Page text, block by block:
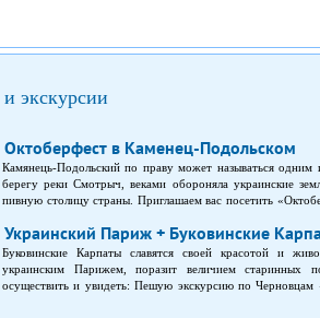
экскурсии
Октоберфест в Каменец-Подольском
Камянець-Подольский по праву может называться одним
берегу реки Смотрыч, веками обороняла украинские
пивную столицу страны. Приглашаем вас посетить
Каменец-Подольский с высоты птичьего полета!
Украинский Париж + Буковинские
Буковинские Карпаты славятся своей красотой и
украинским Парижем, поразит величием
осуществить и увидеть: Пешую экскурсию по